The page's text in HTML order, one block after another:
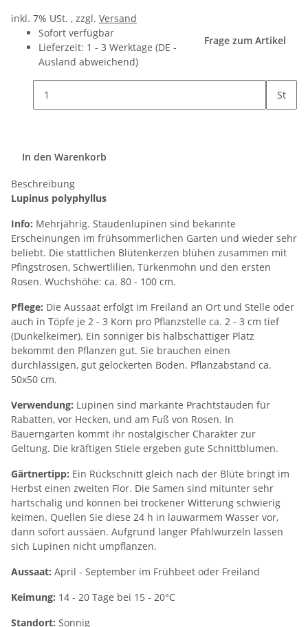
inkl. 7% USt. , zzgl. Versand
Sofort verfügbar
Lieferzeit: 1 - 3 Werktage (DE -
Ausland abweichend)
Frage zum Artikel
St
In den Warenkorb
Beschreibung
Lupinus polyphyllus
Info: Mehrjährig. Staudenlupinen sind bekannte
Erscheinungen im frühsommerlichen Garten und wieder sehr
beliebt. Die stattlichen Blütenkerzen blühen zusammen mit
Pfingstrosen, Schwertlilien, Türkenmohn und den ersten
Rosen. Wuchshöhe: ca. 80 - 100 cm.
Pflege: Die Aussaat erfolgt im Freiland an Ort und Stelle oder
auch in Töpfe je 2 - 3 Korn pro Pflanzstelle ca. 2 - 3 cm tief
(Dunkelkeimer). Ein sonniger bis halbschattiger Platz
bekommt den Pflanzen gut. Sie brauchen einen
durchlässigen, gut gelockerten Boden. Pflanzabstand ca.
50x50 cm.
Verwendung: Lupinen sind markante Prachtstauden für
Rabatten, vor Hecken, und am Fuß von Rosen. In
Bauerngärten kommt ihr nostalgischer Charakter zur
Geltung. Die kräftigen Stiele ergeben gute Schnittblumen.
Gärtnertipp: Ein Rückschnitt gleich nach der Blüte bringt im
Herbst einen zweiten Flor. Die Samen sind mitunter sehr
hartschalig und können bei trockener Witterung schwierig
keimen. Quellen Sie diese 24 h in lauwarmem Wasser vor,
dann sofort aussäen. Aufgrund langer Pfahlwurzeln lassen
sich Lupinen nicht umpflanzen.
Aussaat: April - September im Frühbeet oder Freiland
Keimung: 14 - 20 Tage bei 15 - 20°C
Standort: Sonnig